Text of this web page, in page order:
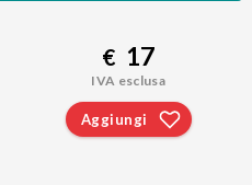
€ 17
IVA esclusa
Aggiungi